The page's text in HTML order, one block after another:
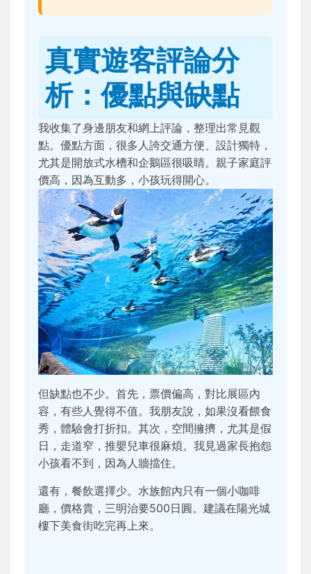
真實遊客評論分
析：優點與缺點
我收集了身邊朋友和網上評論，整理出常見觀
點。優點方面，很多人誇交通方便、設計獨特，
尤其是開放式水槽和企鵝區很吸睛。親子家庭評
價高，因為互動多，小孩玩得開心。
但缺點也不少。首先，票價偏高，對比展區內
容，有些人覺得不值。我朋友說，如果沒看餵食
秀，體驗會打折扣。其次，空間擁擠，尤其是假
日，走道窄，推嬰兒車很麻煩。我見過家長抱怨
小孩看不到，因為人牆擋住。
還有，餐飲選擇少。水族館內只有一個小咖啡
廳，價格貴，三明治要500日圓。建議在陽光城
樓下美食街吃完再上來。